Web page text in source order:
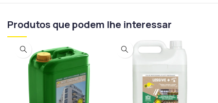
Produtos que podem lhe interessar